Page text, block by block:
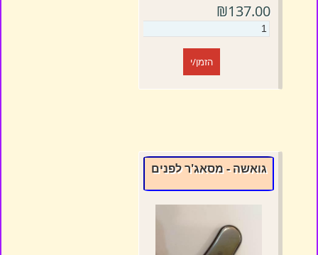
₪137.00
הזמן/י
גואשה - מסאג'ר לפנים